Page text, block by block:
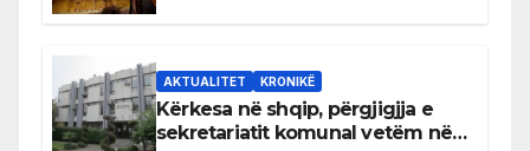
AKTUALITET KRONIKË
Kërkesa në shqip, përgjigjja e
sekretariatit komunal vetëm në